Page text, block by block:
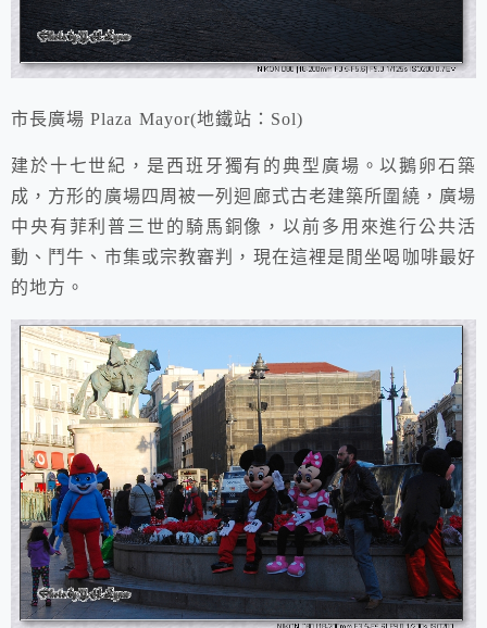
市長廣場 Plaza Mayor(地鐵站：Sol)
建於十七世紀，是西班牙獨有的典型廣場。以鵝卵石築
成，方形的廣場四周被一列迴廊式古老建築所圍繞，廣場
中央有菲利普三世的騎馬銅像，以前多用來進行公共活
動、鬥牛、市集或宗教審判，現在這裡是閒坐喝咖啡最好
的地方。